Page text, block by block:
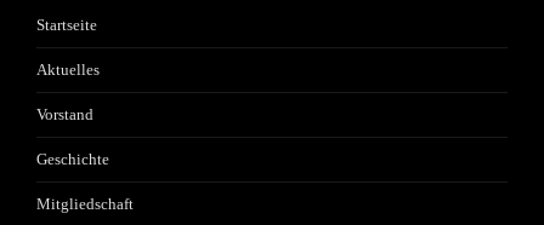
Startseite
Aktuelles
Vorstand
Geschichte
Mitgliedschaft